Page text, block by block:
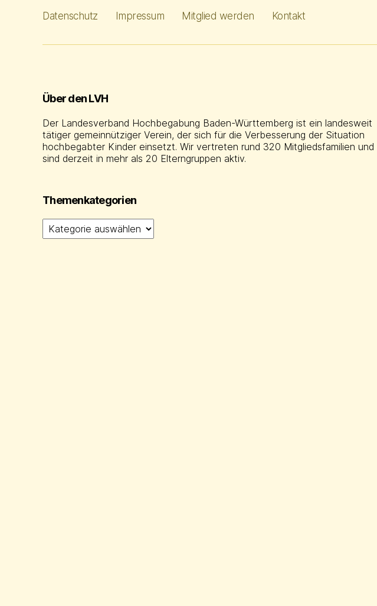
Datenschutz Impressum Mitglied werden Kontakt
Über den LVH
Der Landesverband Hochbegabung Baden-Württemberg ist ein landesweit
tätiger gemeinnütziger Verein, der sich für die Verbesserung der Situation
hochbegabter Kinder einsetzt. Wir vertreten rund 320 Mitgliedsfamilien und
sind derzeit in mehr als 20 Elterngruppen aktiv.
Themenkategorien
Themenkategorien